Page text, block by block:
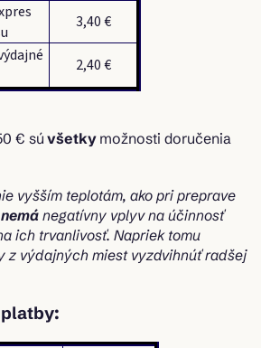
3,40 €
2,40 €
€ sú všetky možnosti doručenia
vyšším teplotám, ako pri preprave
nemá negatívny vplyv na účinnosť
ich trvanlivosť. Napriek tomu
z výdajných miest vyzdvihnúť radšej